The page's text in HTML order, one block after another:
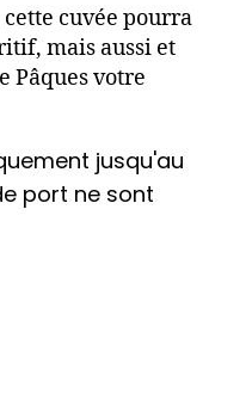
cuvée pourra
mais aussi et
Pâques votre
jusqu'au
port ne sont